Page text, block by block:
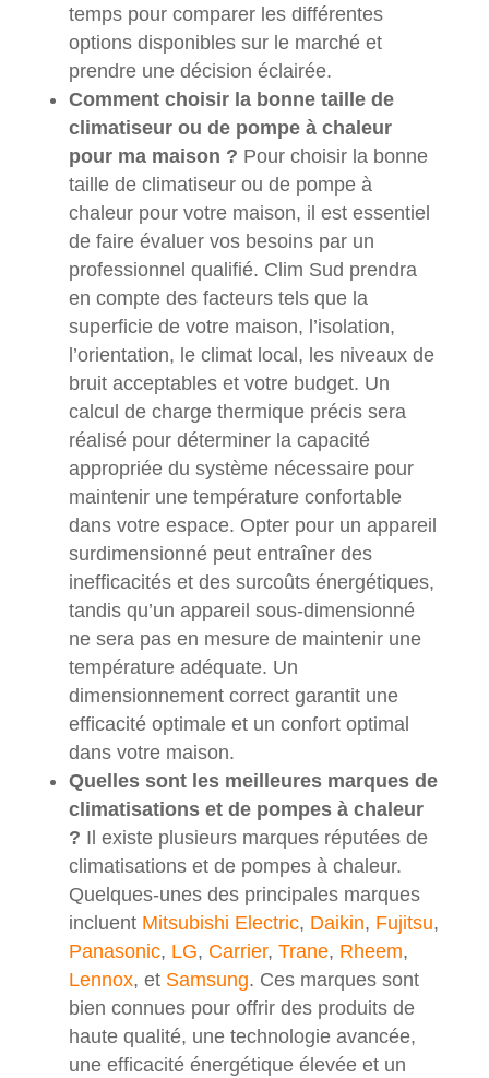
temps pour comparer les différentes
options disponibles sur le marché et
prendre une décision éclairée.
Comment choisir la bonne taille de
climatiseur ou de pompe à chaleur
pour ma maison ? Pour choisir la bonne
taille de climatiseur ou de pompe à
chaleur pour votre maison, il est essentiel
de faire évaluer vos besoins par un
professionnel qualifié. Clim Sud prendra
en compte des facteurs tels que la
superficie de votre maison, l’isolation,
l’orientation, le climat local, les niveaux de
bruit acceptables et votre budget. Un
calcul de charge thermique précis sera
réalisé pour déterminer la capacité
appropriée du système nécessaire pour
maintenir une température confortable
dans votre espace. Opter pour un appareil
surdimensionné peut entraîner des
inefficacités et des surcoûts énergétiques,
tandis qu’un appareil sous-dimensionné
ne sera pas en mesure de maintenir une
température adéquate. Un
dimensionnement correct garantit une
efficacité optimale et un confort optimal
dans votre maison.
Quelles sont les meilleures marques de
climatisations et de pompes à chaleur
? Il existe plusieurs marques réputées de
climatisations et de pompes à chaleur.
Quelques-unes des principales marques
incluent Mitsubishi Electric, Daikin, Fujitsu,
Panasonic, LG, Carrier, Trane, Rheem,
Lennox, et Samsung. Ces marques sont
bien connues pour offrir des produits de
haute qualité, une technologie avancée,
une efficacité énergétique élevée et un